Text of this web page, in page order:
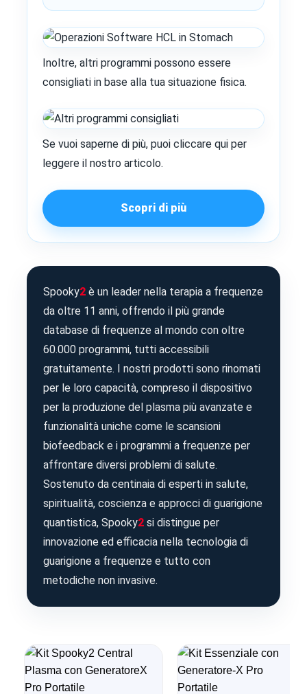
Inoltre, altri programmi possono essere
consigliati in base alla tua situazione fisica.
Se vuoi saperne di più, puoi cliccare qui per
leggere il nostro articolo.
Scopri di più
Spooky2 è un leader nella terapia a frequenze
da oltre 11 anni, offrendo il più grande
database di frequenze al mondo con oltre
60.000 programmi, tutti accessibili
gratuitamente. I nostri prodotti sono rinomati
per le loro capacità, compreso il dispositivo
per la produzione del plasma più avanzate e
funzionalità uniche come le scansioni
biofeedback e i programmi a frequenze per
affrontare diversi problemi di salute.
Sostenuto da centinaia di esperti in salute,
spiritualità, coscienza e approcci di guarigione
quantistica, Spooky2 si distingue per
innovazione ed efficacia nella tecnologia di
guarigione a frequenze e tutto con
metodiche non invasive.